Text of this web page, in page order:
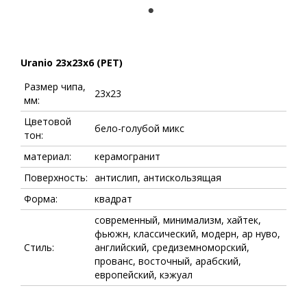
Uranio 23x23x6 (PET)
Размер чипа,
мм:
23x23
Цветовой
тон:
бело-голубой микс
материал:
керамогранит
Поверхность: антислип, антискользящая
Форма:
квадрат
Стиль:
современный, минимализм, хайтек,
фьюжн, классический, модерн, ар нуво,
английский, средиземноморский,
прованс, восточный, арабский,
европейский, кэжуал